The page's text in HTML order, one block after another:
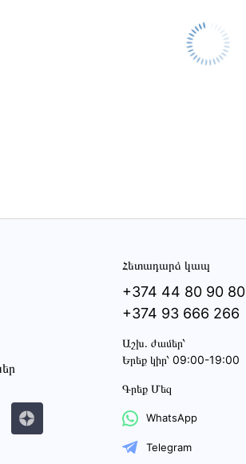
Հետադարձ կապ
+374 44 80 90 80
+374 93 666 266
Աշխ․ ժամեր՝
Երեք կիր՝ 09:00-19:00
Գրեք Մեզ
WhatsApp
Telegram